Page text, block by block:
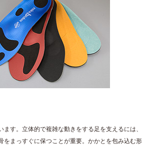
ます。立体的で複雑な動きをする足を支えるには、
をまっすぐに保つことが重要。かかとを包み込む形